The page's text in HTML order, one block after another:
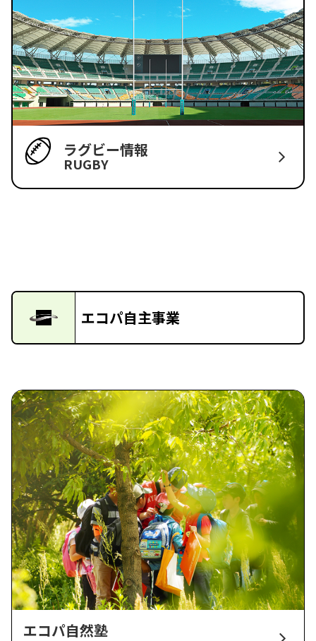
ラグビー情報
RUGBY
エコパ自主事業
エコパ自然塾